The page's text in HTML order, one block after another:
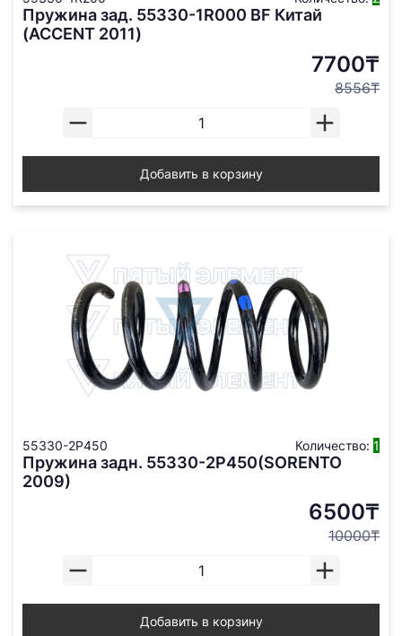
Пружина зад. 55330-1R000 BF Китай
(ACCENT 2011)
7700₸
8556₸
Добавить в корзину
55330-2P450 Количество: 1
Пружина задн. 55330-2P450(SORENTO
2009)
6500₸
10000₸
Добавить в корзину